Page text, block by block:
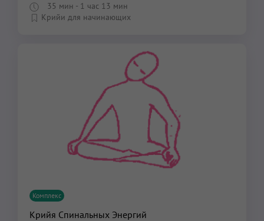
35 мин - 1 час 13 мин
Крийи для начинающих
Комплекс
Крийя Спинальных Энергий